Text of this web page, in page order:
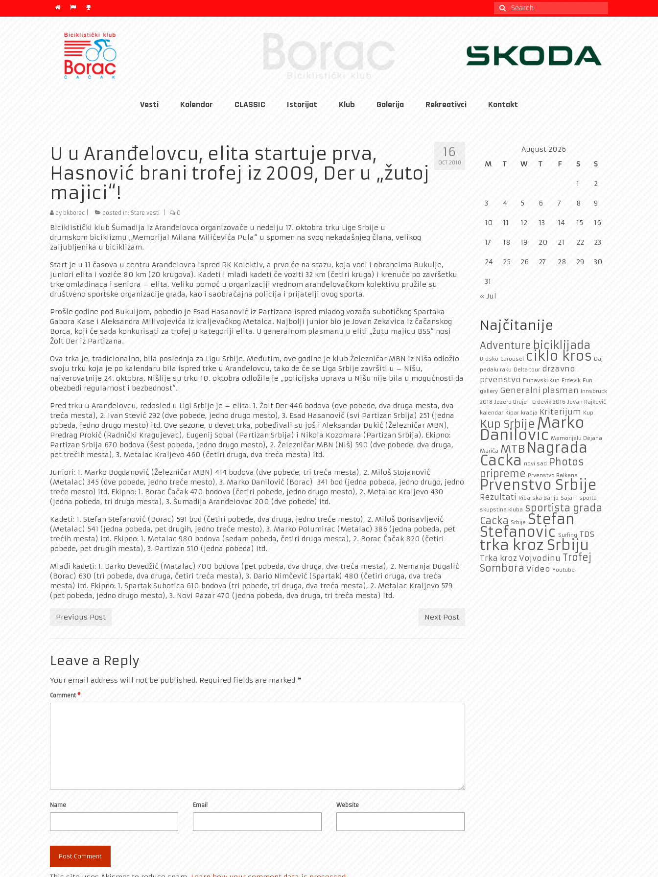
Search
for:
Vesti Kalendar CLASSIC Istorijat Klub Galerija Rekreativci Kontakt
16
OCT 2010
U u Aranđelovcu, elita startuje prva,
Hasnović brani trofej iz 2009, Der u „žutoj
majici“!
by bkborac posted in: Stare vesti 0
Biciklistički klub Šumadija iz Aranđelovca organizovaće u nedelju 17. oktobra trku Lige Srbije u
drumskom biciklizmu „Memorijal Milana Milićevića Pula“ u spomen na svog nekadašnjeg člana, velikog
zaljubljenika u biciklizam.
Start je u 11 časova u centru Aranđelovca ispred RK Kolektiv, a prvo će na stazu, koja vodi i obroncima Bukulje,
juniori elita i voziće 80 km (20 krugova). Kadeti i mlađi kadeti će voziti 32 km (četiri kruga) i krenuće po završetku
trke omladinaca i seniora – elita. Veliku pomoć u organizaciji vrednom aranđelovačkom kolektivu pružile su
društveno sportske organizacije grada, kao i saobraćajna policija i prijatelji ovog sporta.
Prošle godine pod Bukuljom, pobedio je Esad Hasanović iz Partizana ispred mladog vozača subotičkog Spartaka
Gabora Kase i Aleksandra Milivojevića iz kraljevačkog Metalca. Najbolji junior bio je Jovan Zekavica iz čačanskog
Borca, koji će sada konkurisati za trofej u kategoriji elita. U generalnom plasmanu u eliti „žutu majicu BSS“ nosi
Žolt Der iz Partizana.
Ova trka je, tradicionalno, bila poslednja za Ligu Srbije. Međutim, ove godine je klub Železničar MBN iz Niša odložio
svoju trku koja je po kalendaru bila ispred trke u Aranđelovcu, tako de će se Liga Srbije završiti u – Nišu,
najverovatnije 24. oktobra. Nišlije su trku 10. oktobra odložile je „policijska uprava u Nišu nije bila u mogućnosti da
obezbedi regularnost i bezbednost“.
Pred trku u Aranđelovcu, redosled u Ligi Srbije je – elita: 1. Žolt Der 446 bodova (dve pobede, dva druga mesta, dva
treća mesta), 2. Ivan Stević 292 (dve pobede, jedno drugo mesto), 3. Esad Hasanović (svi Partizan Srbija) 251 (jedna
pobeda, jedno drugo mesto) itd. Ove sezone, u devet trka, pobeđivali su još i Aleksandar Dukić (Železničar MBN),
Predrag Prokić (Radnički Kragujevac), Eugenij Sobal (Partizan Srbija) i Nikola Kozomara (Partizan Srbija). Ekipno:
Partizan Srbija 670 bodova (šest pobeda, jedno drugo mesto), 2. Železničar MBN (Niš) 590 (dve pobede, dva druga,
pet trećih mesta), 3. Metalac Kraljevo 460 (četiri druga, dva treća mesta) itd.
Juniori: 1. Marko Bogdanović (Železničar MBN) 414 bodova (dve pobede, tri treća mesta), 2. Miloš Stojanović
(Metalac) 345 (dve pobede, jedno treće mesto), 3. Marko Danilović (Borac) 341 bod (jedna pobeda, jedno drugo, jedno
treće mesto) itd. Ekipno: 1. Borac Čačak 470 bodova (četiri pobede, jedno drugo mesto), 2. Metalac Kraljevo 430
(jedna pobeda, tri druga mesta), 3. Šumadija Aranđelovac 200 (dve pobede) itd.
Kadeti: 1. Stefan Stefanović (Borac) 591 bod (četiri pobede, dva druga, jedno treće mesto), 2. Miloš Borisavljević
(Metalac) 541 (jedna pobeda, pet drugih, jedno treće mesto), 3. Marko Polumirac (Metalac) 386 (jedna pobeda, pet
trećih mesta) itd. Ekipno: 1. Metalac 980 bodova (sedam pobeda, četiri druga mesta), 2. Borac Čačak 820 (četiri
pobede, pet drugih mesta), 3. Partizan 510 (jedna pobeda) itd.
Mlađi kadeti: 1. Darko Devedžić (Matalac) 700 bodova (pet pobeda, dva druga, dva treća mesta), 2. Nemanja Dugalić
(Borac) 630 (tri pobede, dva druga, četiri treća mesta), 3. Dario Nimčević (Spartak) 480 (četiri druga, dva treća
mesta) itd. Ekipno: 1. Spartak Subotica 610 bodova (tri pobede, tri druga, dva treća mesta), 2. Metalac Kraljevo 579
(pet pobeda, jedno drugo mesto), 3. Novi Pazar 470 (jedna pobeda, dva druga, tri treća mesta) itd.
Previous Post Next Post
Leave a Reply
Your email address will not be published. Required fields are marked *
Comment*
Name Email Website
August 2026
M
T W T F S S
1 2
3 4 5 6 7 8 9
10 11 12 13 14 15 16
17 18 19 20 21 22 23
24 25 26 27 28 29 30
31
« Jul
Najčitanije
Adventure biciklijada
Brdsko Carousel ciklo kros
Daj
pedalu raku Delta tour drzavno
prvenstvo
Dunavski Kup Erdevik Fun
gallery Generalni plasman
Innsbruck
2018 Jezero Bruje - Erdevik 2016 Jovan Rajković
kalendar Kipar kradja Kriterijum Kup
Kup Srbije Marko
Danilovic Memorijalu Dejana
Marića MTB Nagrada
Cacka novi sad
Photos
pripreme
Prvenstvo Balkana
Prvenstvo Srbije
Rezultati Ribarska Banja Sajam sporta
skupstina kluba sportista grada
Cacka Srbije Stefan
Stefanovic Surfing TDS
trka kroz Srbiju
Trka kroz Vojvodinu Trofej
Sombora Video Youtube